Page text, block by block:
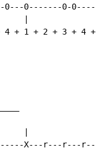
0-------0-0-----
+ 1 + 2 + 3 + 4 +
@-------X---r---r---